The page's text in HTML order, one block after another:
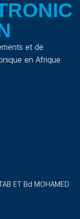
et de
en Afrique
ET Bd MOHAMED